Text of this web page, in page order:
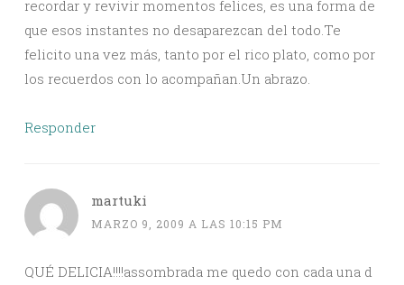
recordar y revivir momentos felices, es una forma de
que esos instantes no desaparezcan del todo.Te
felicito una vez más, tanto por el rico plato, como por
los recuerdos con lo acompañan.Un abrazo.
Responder
martuki
MARZO 9, 2009 A LAS 10:15 PM
QUÉ DELICIA!!!!assombrada me quedo con cada una d